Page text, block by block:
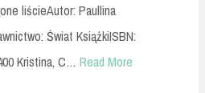
liścieAutor: Paullina
Świat KsiążkiISBN:
Kristina, C… Read More